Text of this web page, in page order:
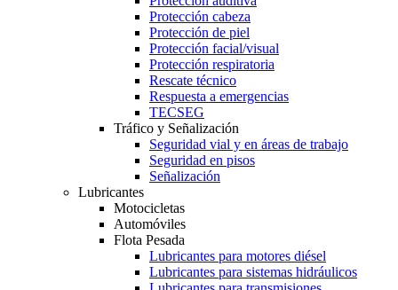
Protección cabeza
Protección de piel
Protección facial/visual
Protección respiratoria
Rescate técnico
Respuesta a emergencias
TECSEG
Tráfico y Señalización
Seguridad vial y en áreas de trabajo
Seguridad en pisos
Señalización
Lubricantes
Motocicletas
Automóviles
Flota Pesada
Lubricantes para motores diésel
Lubricantes para sistemas hidráulicos